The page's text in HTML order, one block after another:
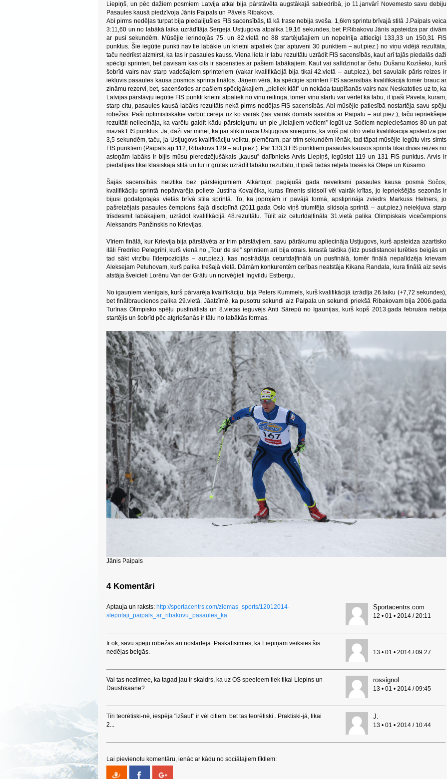
Liepiņš, un pēc dažiem posmiem Latvija atkal bija pārstāvēta augstākajā sabiedrībā, jo 11.janvārī Novemesto savu debiju
Pasaules kausā piedzīvoja Jānis Paipals un Pāvels Ribakovs.
Abi pirms nedēļas turpat bija piedalījušies FIS sacensībās, tā kā trase nebija sveša. 1,6km sprintu brīvajā stilā J.Paipals veica
3:11,60 un no labākā laika uzrādītāja Sergeja Ustjugova atpalika 19,16 sekundes, bet P.Ribakovu Jānis apsteidza par divām
ar pusi sekundēm. Mūsējie ierindojās 75. un 82.vietā no 88 startējušajiem un nopelnīja attiecīgi 133,33 un 150,31 FIS
punktus. Šie iegūtie punkti nav tie labākie un krietni atpaliek (par aptuveni 30 punktiem – aut.piez.) no viņu vidējā rezultāta,
taču nedrīkst aizmirst, ka tas ir pasaules kauss. Viena lieta ir labu rezultātu uzrādīt FIS sacensībās, kaut arī tajās piedalās daži
spēcīgi sprinteri, bet pavisam kas cits ir sacensties ar pašiem labākajiem. Kaut vai salīdzinot ar čehu Dušanu Kozišeku, kurš
šobrīd vairs nav starp vadošajiem sprinteriem (vakar kvalifikācijā bija tikai 42.vietā – aut.piez.), bet savulaik pāris reizes ir
iekļuvis pasaules kausa posmos sprinta finālos. Jāņem vērā, ka spēcīgie sprinteri FIS sacensībās kvalifikācijā tomēr brauc ar
zināmu rezervi, bet, sacenšoties ar pašiem spēcīgākajiem, „pieliek klāt” un nekāda taupīšanās vairs nav. Neskatoties uz to, ka
Latvijas pārstāvju iegūtie FIS punkti krietni atpaliek no viņu reitinga, tomēr viņu startu var vērtēt kā labu, it īpaši Pāvela, kuram,
starp citu, pasaules kausā labāks rezultāts nekā pirms nedēļas FIS sacensībās. Abi mūsējie patiesībā nostartēja savu spēju
robežās. Paši optimistiskākie varbūt cerēja uz ko vairāk (tas vairāk domāts saistībā ar Paipalu – aut.piez.), taču iepriekšējie
rezultāti neliecināja, ka varētu gaidīt kādu pārsteigumu un pie „lielajiem večiem” iegūt uz Sočiem nepieciešamos 80 un pat
mazāk FIS punktus. Jā, daži var minēt, ka par sliktu nāca Ustjugova sniegums, ka viņš pat otro vietu kvalifikācijā apsteidza par
3,5 sekundēm, taču, ja Ustjugovs kvalifikāciju veiktu, piemēram, par trim sekundēm lēnāk, tad tāpat mūsējie iegūtu virs simts
FIS punktiem (Paipals ap 112, Ribakovs 129 – aut.piez.). Par 133,3 FIS punktiem pasaules kausos sprintā tikai divas reizes no
astoņām labāks ir bijis mūsu pieredzējušākais „kausu” dalībnieks Arvis Liepiņš, iegūstot 119 un 131 FIS punktus. Arvis ir
piedalījies tikai klasiskajā stilā un tur ir grūtāk uzrādīt labāku rezultātu, it īpaši tādās reljefa trasēs kā Otepē un Kūsamo.
Šajās sacensībās neiztika bez pārsteigumiem. Atkārtojot pagājušā gada neveiksmi pasaules kausa posmā Sočos,
kvalifikāciju sprintā nepārvarēja poliete Justīna Kovaļčika, kuras līmenis slidsolī vēl vairāk krītas, jo iepriekšējās sezonās ir
bijusi godalgotajās vietās brīvā stila sprintā. To, ka joprojām ir pavājā formā, apstiprināja zviedrs Markuss Helners, jo
pašreizējais pasaules čempions šajā disciplīnā (2011.gada Oslo viņš triumfēja slidsoļa sprintā – aut.piez.) neiekļuva starp
trīsdesmit labākajiem, uzrādot kvalifikācijā 48.rezultātu. Tūlīt aiz ceturtdaļfināla 31.vietā palika Olimpiskais vicečempions
Aleksandrs Panžinskis no Krievijas.
Vīriem finālā, kur Krievija bija pārstāvēta ar trim pārstāvjiem, savu pārākumu apliecināja Ustjugovs, kurš apsteidza azartisko
itāli Fredriko Pelegrīni, kurš vienā no „Tour de ski” sprintiem arī bija otrais. Ierastā taktika (līdz pusdistancei turēties beigās un
tad sākt virzību līderpozīcijās – aut.piez.), kas nostrādāja ceturtdaļfinālā un pusfinālā, tomēr finālā nepalīdzēja krievam
Aleksejam Petuhovam, kurš palika trešajā vietā. Dāmām konkurentēm cerības neatstāja Kikana Randala, kura finālā aiz sevis
atstāja šveicieti Lorēnu Van der Grāfu un norvēģieti Ingvildu Estbergu.
No igauņiem vienīgais, kurš pārvarēja kvalifikāciju, bija Peters Kummels, kurš kvalifikācijā izrādīja 26.laiku (+7,72 sekundes),
bet finālbraucienos palika 29.vietā. Jāatzīmē, ka pusotru sekundi aiz Paipala un sekundi priekšā Ribakovam bija 2006.gada
Turīnas Olimpisko spēļu pusfinālists un 8.vietas ieguvējs Anti Sārepū no Igaunijas, kurš kopš 2013.gada februāra nebija
startējis un šobrīd pēc atgriešanās ir tālu no labākās formas.
Jānis Paipals
4 Komentāri
Aptauja un raksts: http://sportacentrs.com/ziemas_sports/12012014-
slepotaji_paipals_ar_ribakovu_pasaules_ka
Sportacentrs.com
12 • 01 • 2014 / 20:11
Ir ok, savu spēju robežās arī nostartēja. Paskatīsimies, kā Liepiņam veiksies šīs
nedēļas beigās.
13 • 01 • 2014 / 09:27
Vai tas noziimee, ka tagad jau ir skaidrs, ka uz OS speeleem tiek tikai Liepins un
Daushkaane?
rossignol
13 • 01 • 2014 / 09:45
Tīri teorētiski-nē, iespēja "izšaut" ir vēl citiem. bet tas teorētiski.. Praktiski-jā, tikai
2...
J.
13 • 01 • 2014 / 10:44
Lai pievienotu komentāru, ienāc ar kādu no sociālajiem tīkliem: